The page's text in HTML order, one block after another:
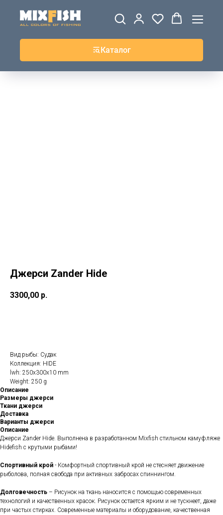
Каталог
ШАПКИ
ДЖЕРСИ
ВЕТРОВКИ И
ТОЛСТОВКИ
ЖИЛЕТКИ
Джерси Zander Hide
3300,00 р.
Вид рыбы: Судак
Коллекция: HIDE
lwh: 250x300x10 mm
Weight: 250 g
Описание
Размеры джерси
Ткани джерси
Доставка
Варианты джерси
Описание
Джерси Zander Hide. Выполнена в разработанном Mixfish стильном камуфляже
Hidefish с крутыми рыбами!
Спортивный крой - Комфортный спортивный крой не стесняет движение
рыболова, полная свобода при активных забросах спиннингом.
Долговечность – Рисунок на ткань наносится с помощью современных
технологий и качественных красок. Рисунок остается ярким и не тускнеет, даже
при частых стирках. Современные материалы и оборудование, качественная